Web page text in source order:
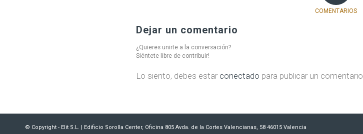
COMENTARIOS
Dejar un comentario
¿Quieres unirte a la conversación?
Siéntete libre de contribuir!
Lo siento, debes estar conectado para publicar un comentario.
© Copyright - Elit S.L. | Edificio Sorolla Center, Oficina 805 Avda. de la Cortes Valencianas, 58 46015 Valencia